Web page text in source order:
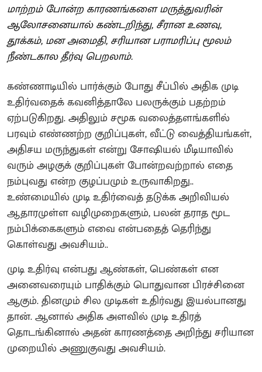
மாற்றம் போன்ற காரணங்களை மருத்துவரின்
ஆலோசனையால் கண்டறிந்து, சீரான உணவு,
தூக்கம், மன அமைதி, சரியான பராமரிப்பு மூலம்
நீண்டகால தீர்வு பெறலாம்.
கண்ணாடியில் பார்க்கும் போது சீப்பில் அதிக முடி
உதிர்வதைக் கவனித்தாலே பலருக்கும் பதற்றம்
ஏற்படுகிறது. அதிலும் சமூக வலைத்தளங்களில்
பரவும் எண்ணற்ற குறிப்புகள், வீட்டு வைத்தியங்கள்,
அதிசய மருந்துகள் என்று சோஷியல் மீடியாவில்
வரும் அழகுக் குறிப்புகள் போன்றவற்றால் எதை
நம்புவது என்ற குழப்பமும் உருவாகிறது..
உண்மையில் முடி உதிர்வைத் தடுக்க அறிவியல்
ஆதாரமுள்ள வழிமுறைகளும், பலன் தராத மூட
நம்பிக்கைகளும் எவை என்பதைத் தெரிந்து
கொள்வது அவசியம்..
முடி உதிர்வு என்பது ஆண்கள், பெண்கள் என
அனைவரையும் பாதிக்கும் பொதுவான பிரச்சினை
ஆகும். தினமும் சில முடிகள் உதிர்வது இயல்பானது
தான். ஆனால் அதிக அளவில் முடி உதிரத்
தொடங்கினால் அதன் காரணத்தை அறிந்து சரியான
முறையில் அணுகுவது அவசியம்.